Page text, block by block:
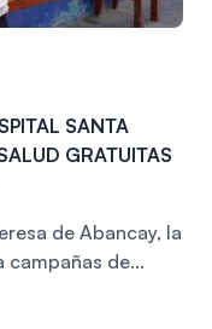
SANTA
GRATUITAS
de Abancay, la
campañas de...